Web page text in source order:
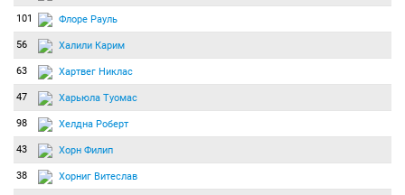
101 Флоре Рауль
56 Халили Карим
63 Хартвег Никлас
47 Харьюла Туомас
98 Хелдна Роберт
43 Хорн Филип
38 Хорниг Витеслав